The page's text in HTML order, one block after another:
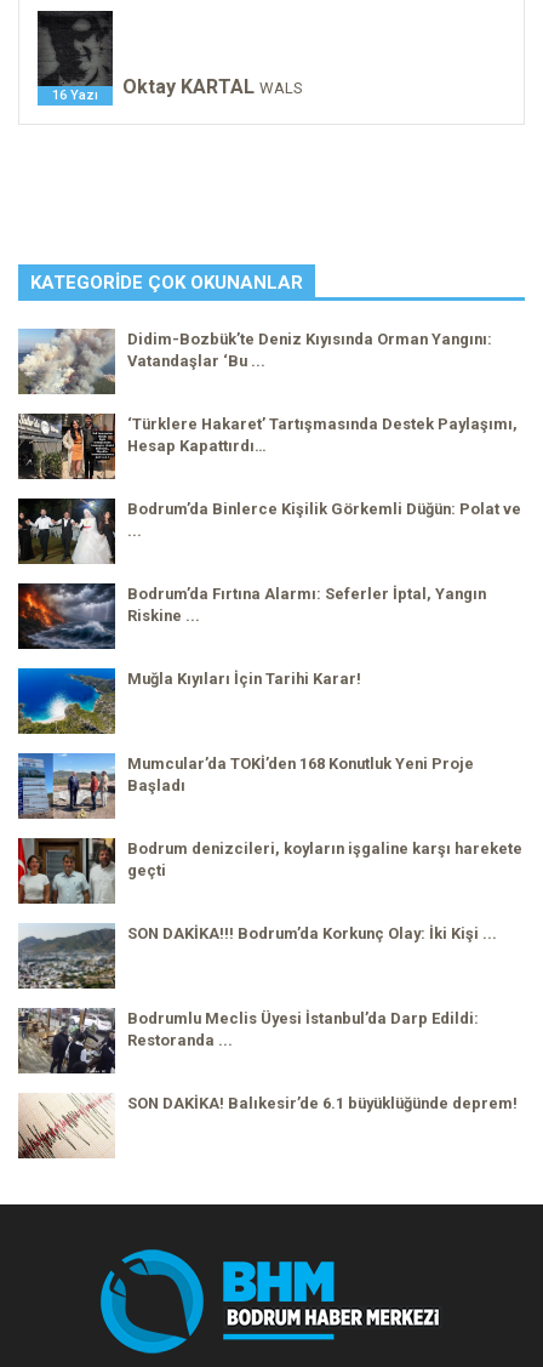
16 Yazı Oktay KARTAL WALS
KATEGORIDE ÇOK OKUNANLAR
Didim-Bozbük’te Deniz Kıyısında Orman Yangını:
Vatandaşlar ‘Bu ...
‘Türklere Hakaret’ Tartışmasında Destek Paylaşımı,
Hesap Kapattırdı…
Bodrum’da Binlerce Kişilik Görkemli Düğün: Polat ve
...
Bodrum’da Fırtına Alarmı: Seferler İptal, Yangın
Riskine ...
Muğla Kıyıları İçin Tarihi Karar!
Mumcular’da TOKİ’den 168 Konutluk Yeni Proje
Başladı
Bodrum denizcileri, koyların işgaline karşı harekete
geçti
SON DAKİKA!!! Bodrum’da Korkunç Olay: İki Kişi ...
Bodrumlu Meclis Üyesi İstanbul’da Darp Edildi:
Restoranda ...
SON DAKİKA! Balıkesir’de 6.1 büyüklüğünde deprem!